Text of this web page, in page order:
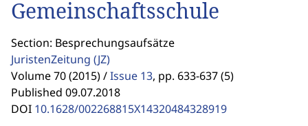
Gemeinschaftsschule
Section: Besprechungsaufsätze
JuristenZeitung (JZ)
Volume 70 (2015) /Issue 13, pp. 633-637 (5)
Published 09.07.2018
DOI 10.1628/002268815X14320484328919